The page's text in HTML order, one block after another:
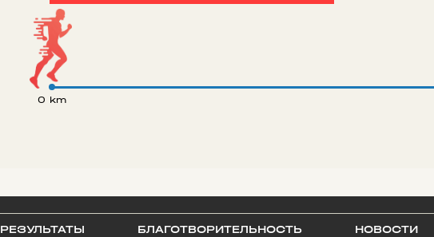
0 km
РЕЗУЛЬТАТЫ БЛАГОТВОРИТЕЛЬНОСТЬ НОВОСТИ